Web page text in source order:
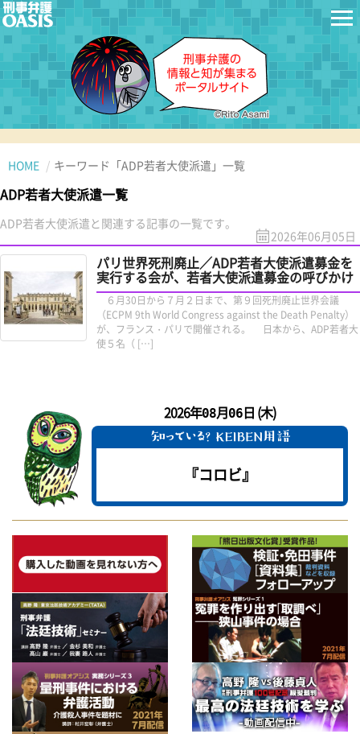
HOME キーワード「ADP若者大使派遣」一覧
ADP若者大使派遣一覧
ADP若者大使派遣と関連する記事の一覧です。
2026年06月05日
パリ世界死刑廃止／ADP若者大使派遣募金を
実行する会が、若者大使派遣募金の呼びかけ
６月30日から７月２日まで、第９回死刑廃止世界会議
（ECPM 9th World Congress against the Death Penalty）
が、フランス・パリで開催される。 日本から、ADP若者大
使５名（ […]
2026年08月06日 (木)
『コロビ』